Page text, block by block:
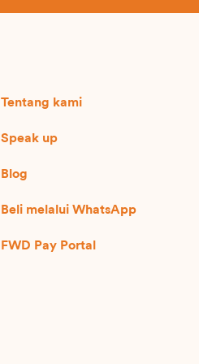
Tentang kami
Speak up
Blog
Beli melalui WhatsApp
FWD Pay Portal